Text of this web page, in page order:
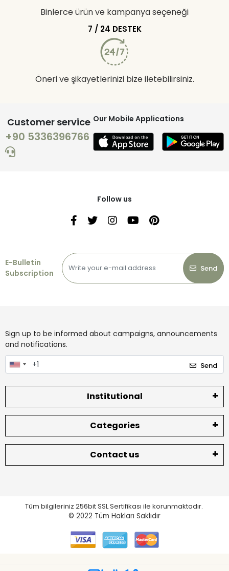
Binlerce ürün ve kampanya seçeneği
7 / 24 DESTEK
Öneri ve şikayetlerinizi bize iletebilirsiniz.
Customer service
+90 5336396766
Our Mobile Applications
Follow us
E-Bulletin
Subscription
Send
Sign up to be informed about campaigns, announcements
and notifications.
Send
Institutional
Categories
Contact us
Tüm bilgileriniz 256bit SSL Sertifikası ile korunmaktadır.
© 2022 Tüm Hakları Saklıdır